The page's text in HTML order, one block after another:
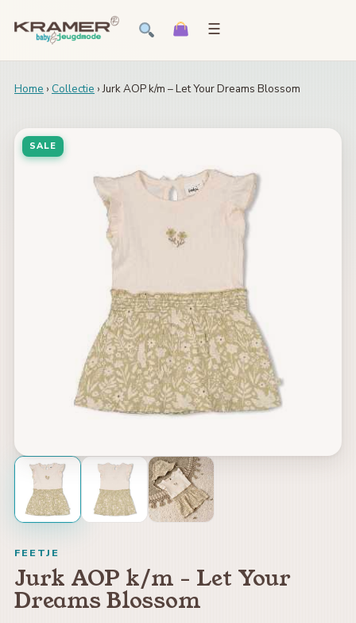
☰
Home › Collectie › Jurk AOP k/m – Let Your Dreams Blossom
SALE
FEETJE
Jurk AOP k/m - Let Your
Dreams Blossom